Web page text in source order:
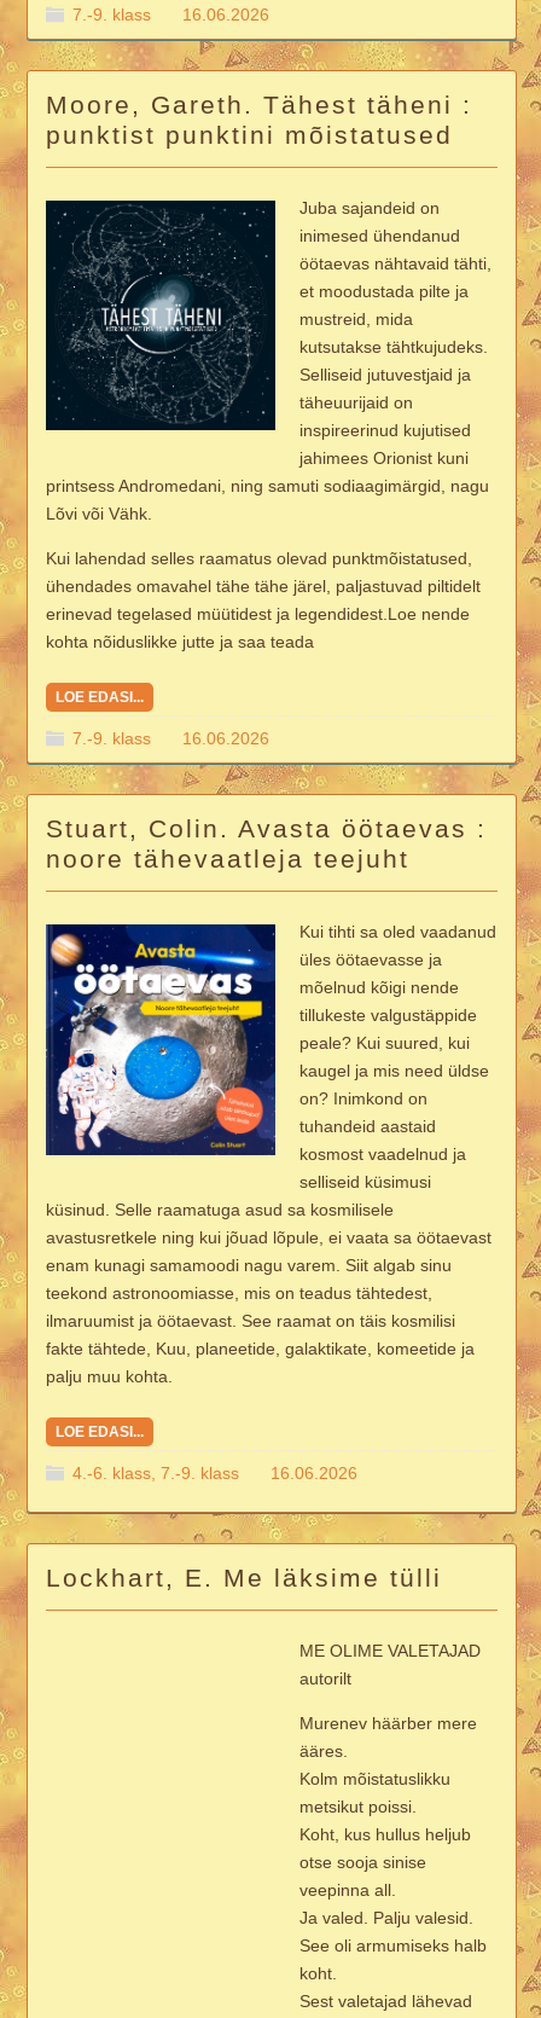
7.-9. klass 16.06.2026
Moore, Gareth. Tähest täheni :
punktist punktini mõistatused
Juba sajandeid on
inimesed ühendanud
öötaevas nähtavaid tähti,
et moodustada pilte ja
mustreid, mida
kutsutakse tähtkujudeks.
Selliseid jutuvestjaid ja
täheuurijaid on
inspireerinud kujutised
jahimees Orionist kuni
printsess Andromedani, ning samuti sodiaagimärgid, nagu
Lõvi või Vähk.
Kui lahendad selles raamatus olevad punktmõistatused,
ühendades omavahel tähe tähe järel, paljastuvad piltidelt
erinevad tegelased müütidest ja legendidest.Loe nende
kohta nõiduslikke jutte ja saa teada
LOE EDASI...
7.-9. klass 16.06.2026
Stuart, Colin. Avasta öötaevas :
noore tähevaatleja teejuht
Kui tihti sa oled vaadanud
üles öötaevasse ja
mõelnud kõigi nende
tillukeste valgustäppide
peale? Kui suured, kui
kaugel ja mis need üldse
on? Inimkond on
tuhandeid aastaid
kosmost vaadelnud ja
selliseid küsimusi
küsinud. Selle raamatuga asud sa kosmilisele
avastusretkele ning kui jõuad lõpule, ei vaata sa öötaevast
enam kunagi samamoodi nagu varem. Siit algab sinu
teekond astronoomiasse, mis on teadus tähtedest,
ilmaruumist ja öötaevast. See raamat on täis kosmilisi
fakte tähtede, Kuu, planeetide, galaktikate, komeetide ja
palju muu kohta.
LOE EDASI...
4.-6. klass ,7.-9. klass 16.06.2026
Lockhart, E. Me läksime tülli
ME OLIME VALETAJAD
autorilt
Murenev häärber mere
ääres.
Kolm mõistatuslikku
metsikut poissi.
Koht, kus hullus heljub
otse sooja sinise
veepinna all.
Ja valed. Palju valesid.
See oli armumiseks halb
koht.
Sest valetajad lähevad